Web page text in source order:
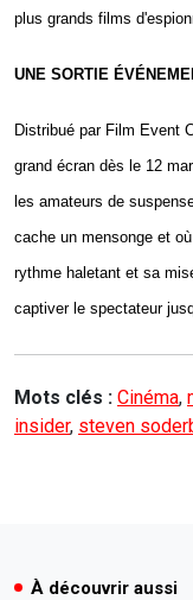
plus grands films
UNE SORTIE
Distribué par Film Event
grand écran dès le 12
les amateurs de
cache un mensonge et
rythme haletant et sa
captiver le spectateur
Mots clés : Cinéma,
insider, steven
À découvrir aussi